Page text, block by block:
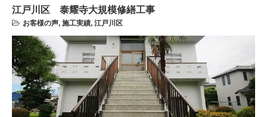
江戸川区 泰耀寺大規模修繕工事
お客様の声, 施工実績, 江戸川区